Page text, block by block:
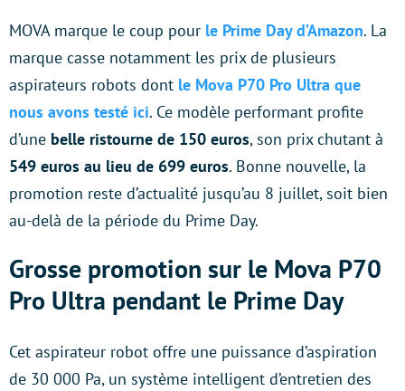
MOVA marque le coup pour le Prime Day d’Amazon. La
marque casse notamment les prix de plusieurs
aspirateurs robots dont le Mova P70 Pro Ultra que
nous avons testé ici. Ce modèle performant profite
d’une belle ristourne de 150 euros, son prix chutant à
549 euros au lieu de 699 euros. Bonne nouvelle, la
promotion reste d’actualité jusqu’au 8 juillet, soit bien
au-delà de la période du Prime Day.
Grosse promotion sur le Mova P70
Pro Ultra pendant le Prime Day
Cet aspirateur robot offre une puissance d’aspiration
de 30 000 Pa, un système intelligent d’entretien des